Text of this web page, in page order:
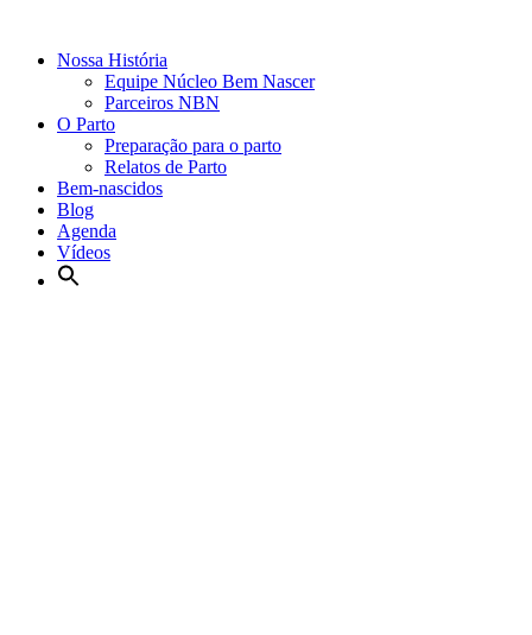
Nossa História
Equipe Núcleo Bem Nascer
Parceiros NBN
O Parto
Preparação para o parto
Relatos de Parto
Bem-nascidos
Blog
Agenda
Vídeos